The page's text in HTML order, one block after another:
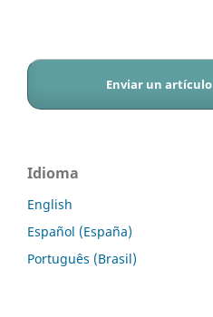
Enviar un artículo
Idioma
English
Español (España)
Português (Brasil)